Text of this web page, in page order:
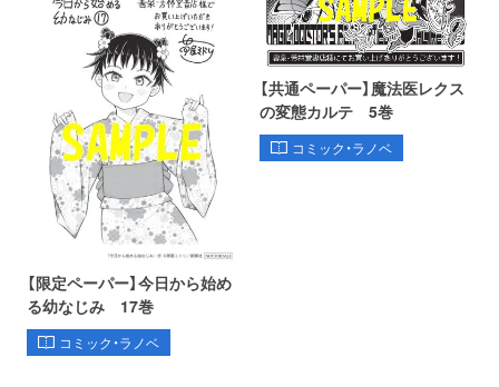
【限定ペーパー】今日から始め
る幼なじみ 17巻
コミック・ラノベ
【共通ペーパー】魔法医レクス
の変態カルテ 5巻
コミック・ラノベ